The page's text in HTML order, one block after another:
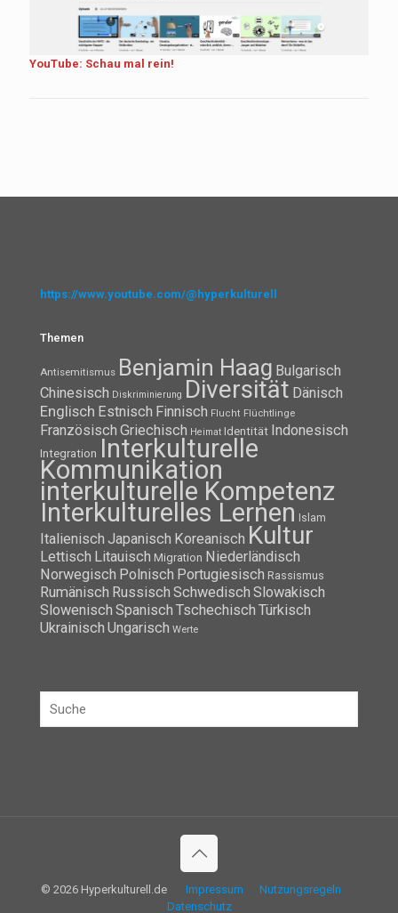
YouTube: Schau mal rein!
https://www.youtube.com/@hyperkulturell
Themen
Antisemitismus Benjamin Haag Bulgarisch
Chinesisch Diskriminierung Diversität Dänisch
Englisch Estnisch Finnisch Flucht Flüchtlinge
Französisch Griechisch Heimat Identität Indonesisch
Integration Interkulturelle
Kommunikation
interkulturelle Kompetenz
Interkulturelles Lernen Islam
Italienisch Japanisch Koreanisch Kultur
Lettisch Litauisch Migration Niederländisch
Norwegisch Polnisch Portugiesisch Rassismus
Rumänisch Russisch Schwedisch Slowakisch
Slowenisch Spanisch Tschechisch Türkisch
Ukrainisch Ungarisch Werte
© 2026 Hyperkulturell.de Impressum
Nutzungsregeln
Datenschutz